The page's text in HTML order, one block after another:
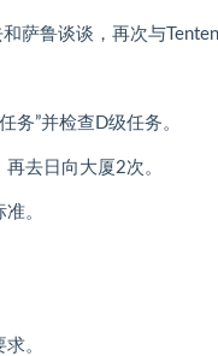
萨鲁谈谈，再次与
务”并检查D级任务。
去日向大厦2次。
。
。